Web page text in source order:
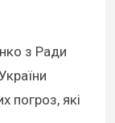
з Ради
погроз, які